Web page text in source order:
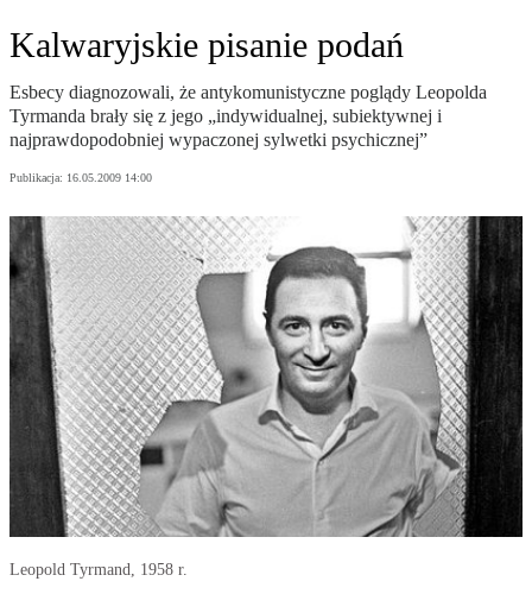
Kalwaryjskie pisanie podań
Esbecy diagnozowali, że antykomunistyczne poglądy Leopolda
Tyrmanda brały się z jego „indywidualnej, subiektywnej i
najprawdopodobniej wypaczonej sylwetki psychicznej”
Publikacja: 16.05.2009 14:00
Leopold Tyrmand, 1958 r.